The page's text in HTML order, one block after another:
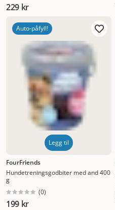
229 kr
Auto-påfyll!
Legg til
FourFriends
Hundetreningsgodbiter med and 400
g
(0)
199 kr